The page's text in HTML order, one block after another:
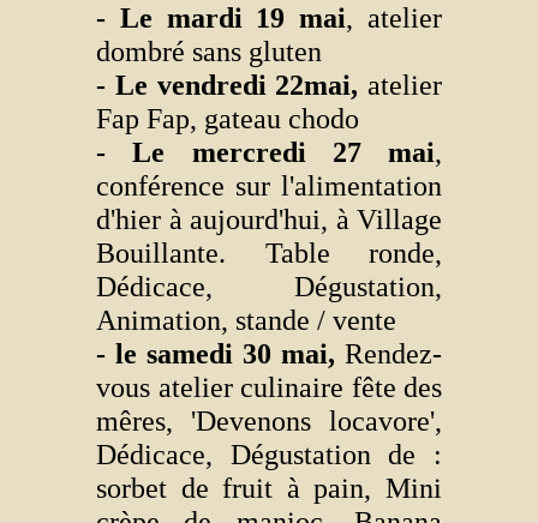
- Le mardi 19 mai, atelier
dombré sans gluten
- Le vendredi 22mai, atelier
Fap Fap, gateau chodo
- Le mercredi 27 mai,
conférence sur l'alimentation
d'hier à aujourd'hui, à Village
Bouillante. Table ronde,
Dédicace, Dégustation,
Animation, stande / vente
- le samedi 30 mai, Rendez-
vous atelier culinaire fête des
mêres, 'Devenons locavore',
Dédicace, Dégustation de :
sorbet de fruit à pain, Mini